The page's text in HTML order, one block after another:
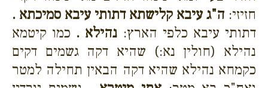
חזיזי: ה"ג עיבא קלישתא דתותי עיבא סמיכתא .
דתותי עיבא כלפי הארץ: נהילא . כמו קיטמא
נהילא (חולין נא:) שהיא דקה גשמים דקים
כקמחא נהילא שהיא דקה הבאין תחילה למטר